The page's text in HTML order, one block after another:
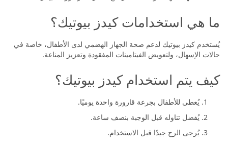
ما هي استخدامات كيدز بيوتيك؟
يُستخدم كيدز بيوتيك لدعم صحة الجهاز الهضمي لدى الأطفال، خاصة في
حالات الإسهال، ولتعويض الفيتامينات المفقودة وتعزيز المناعة.
كيف يتم استخدام كيدز بيوتيك؟
يُعطى للأطفال بجرعة قارورة واحدة يوميًا.
يُفضل تناوله قبل الوجبة بنصف ساعة.
يُرجى الرج جيدًا قبل الاستخدام.